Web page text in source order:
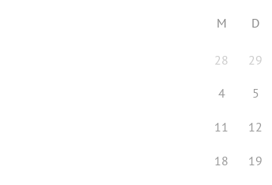
M D
28 29
4 5
11 12
18 19